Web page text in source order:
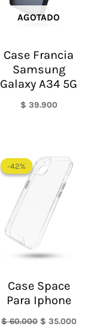
AGOTADO
Case Francia
Samsung
Galaxy A34 5G
$ 39.900
-42%
-42%
Case Space
Para Iphone
$60.000
precio
original
$ 60.000.
$ 35.000